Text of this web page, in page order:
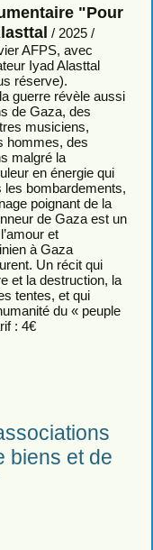
"Pour
/ 2025 /
AFPS, avec
Iyad Alasttal
réserve).
guerre révèle aussi
de Gaza, des
musiciens,
hommes, des
malgré la
en énergie qui
les bombardements,
poignant de la
de Gaza est un
et
à Gaza
Un récit qui
et la destruction, la
tentes, et qui
du « peuple
: 4€
biens et de